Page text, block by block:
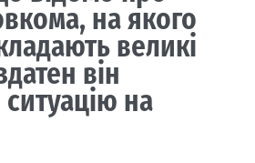
на якого
великі
він
на